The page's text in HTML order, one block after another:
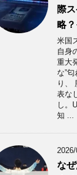
際
略
米国
自身
重大
な”
り、
表な
し。
知 ...
な